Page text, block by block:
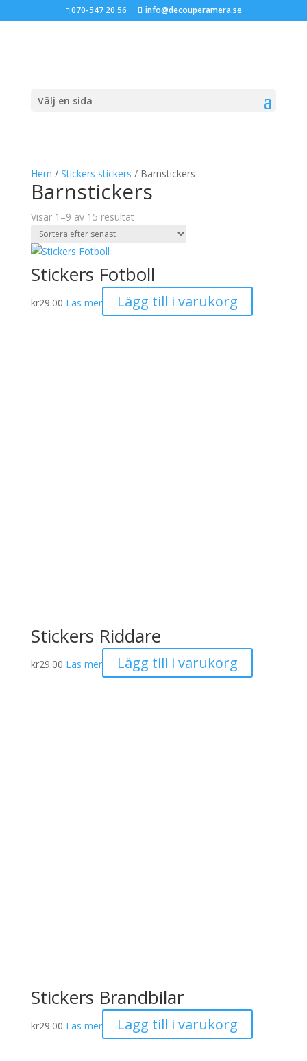
070-547 20 56 info@decouperamera.se
Välj en sida
Hem / Stickers stickers / Barnstickers
Barnstickers
Visar 1–9 av 15 resultatSortera
Stickers Fotboll
kr29.00 Läs mer Lägg till i varukorg
Stickers Riddare
kr29.00 Läs mer Lägg till i varukorg
Stickers Brandbilar
kr29.00 Läs mer Lägg till i varukorg